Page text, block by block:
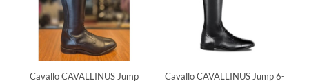
Cavallo CAVALLINUS Jump
Cavallo CAVALLINUS Jump 6-